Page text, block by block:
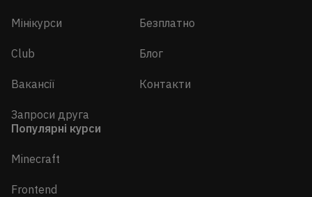
Мінікурси
Club
Вакансії
Запроси друга
Безплатно
Блог
Контакти
Популярні курси
Minecraft
Frontend